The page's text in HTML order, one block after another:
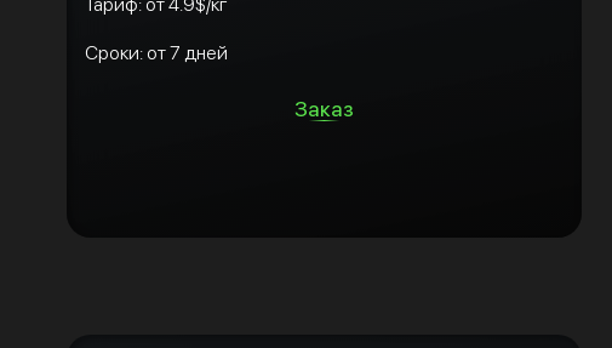
Сроки: от 7 дней
Заказ